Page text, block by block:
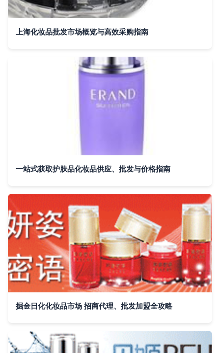
上海化妆品批发市场概览与高效采购指南
一站式获取护肤品化妆品供应、批发与价格指南
掘金日化化妆品市场 招商代理、批发加盟全攻略